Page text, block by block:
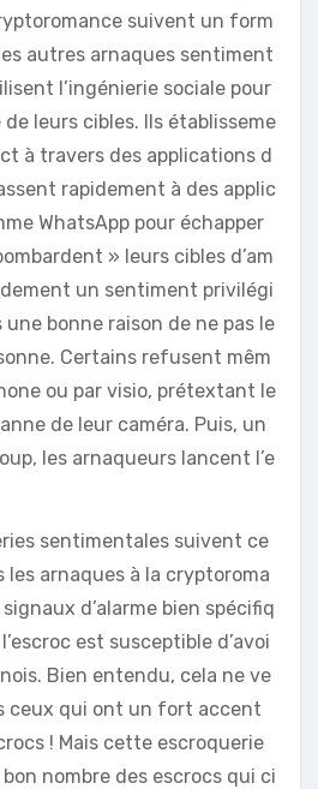
suivent un form
autres arnaques sentiment
l’ingénierie sociale pour
leurs cibles. Ils établisseme
à travers des applications d
rapidement à des applic
WhatsApp pour échapper
» leurs cibles d’am
un sentiment privilégi
bonne raison de ne pas le
Certains refusent mêm
ou par visio, prétextant le
de leur caméra. Puis, un
les arnaqueurs lancent l’e
sentimentales suivent ce
les arnaques à la cryptoroma
d’alarme bien spécifiq
est susceptible d’avoi
Bien entendu, cela ne ve
ceux qui ont un fort accent
! Mais cette escroquerie
nombre des escrocs qui ci